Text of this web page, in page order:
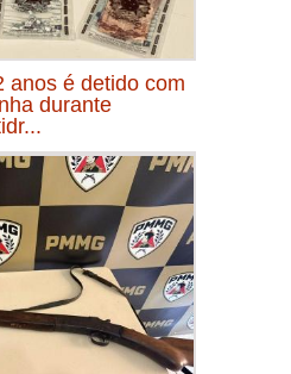
anos é detido com
durante